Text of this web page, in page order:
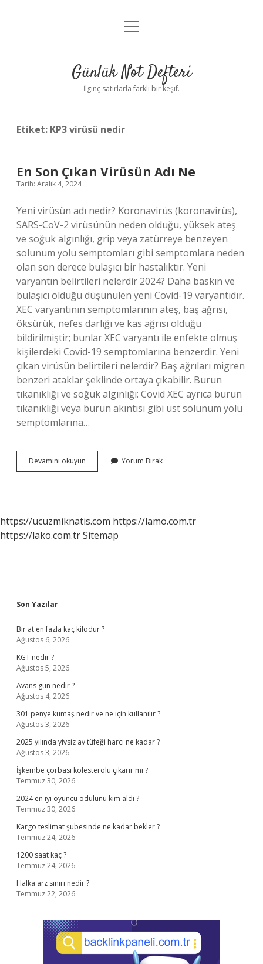
Anasayfa
Yasal Uyarı
menüyü
Günlük Not Defteri
İlginç satırlarla farklı bir keşif.
Etiket: KP3 virüsü nedir
En Son Çıkan Virüsün Adı Ne
Tarih: Aralık 4, 2024
Yeni virüsün adı nedir? Koronavirüs (koronavirüs),
SARS-CoV-2 virüsünün neden olduğu, yüksek ateş
ve soğuk algınlığı, grip veya zatürreye benzeyen
solunum yolu semptomları gibi semptomlara neden
olan son derece bulaşıcı bir hastalıktır. Yeni
varyantın belirtileri nelerdir 2024? Daha baskın ve
bulaşıcı olduğu düşünülen yeni Covid-19 varyantıdır.
XEC varyantının semptomlarının ateş, baş ağrısı,
öksürük, nefes darlığı ve kas ağrısı olduğu
bildirilmiştir; bunlar XEC varyantı ile enfekte olmuş
kişilerdeki Covid-19 semptomlarına benzerdir. Yeni
çıkan virüsün belirtileri nelerdir? Baş ağrıları migren
benzeri ataklar şeklinde ortaya çıkabilir. Burun
tıkanıklığı ve soğuk algınlığı: Covid XEC ayrıca burun
tıkanıklığı veya burun akıntısı gibi üst solunum yolu
semptomlarına…
Devamını okuyun
Son
Yorum Bırak
https://ucuzmiknatis.com https://lamo.com.tr
https://lako.com.trSitemap
Sidebar
Son Yazılar
Bir at en fazla kaç kilodur ?
Ağustos 6, 2026
KGT nedir ?
Ağustos 5, 2026
Avans gün nedir ?
Ağustos 4, 2026
301 penye kumaş nedir ve ne için kullanılır ?
Ağustos 3, 2026
2025 yılında yivsiz av tüfeği harcı ne kadar ?
Ağustos 3, 2026
İşkembe çorbası kolesterolü çıkarır mı ?
Temmuz 30, 2026
2024 en iyi oyuncu ödülünü kim aldı ?
Temmuz 30, 2026
Kargo teslimat şubesinde ne kadar bekler ?
Temmuz 24, 2026
1200 saat kaç ?
Temmuz 24, 2026
Halka arz sınırı nedir ?
Temmuz 22, 2026